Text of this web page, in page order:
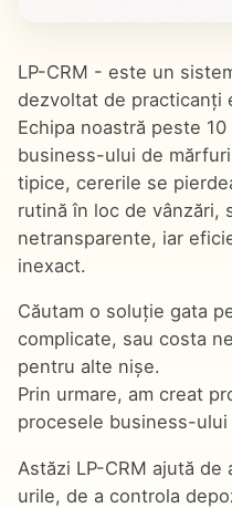
LP-CRM - este un
dezvoltat de practicanți
Echipa noastră peste
business-ului de
tipice, cererile se
rutină în loc de vânzări,
netransparente, iar
inexact.
Căutam o soluție gata
complicate, sau costa
pentru alte nișe.
Prin urmare, am creat
procesele business-
Astăzi LP-CRM ajută
urile, de a controla